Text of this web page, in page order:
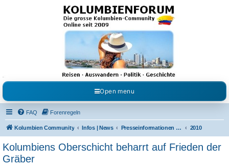
Kolumbienforum - Das
grosse Forum der
Freunde Kolumbiens
Reisen, Auswandern, Kultur, Politik, Geschichte und Visum in Kolumbien und Venezuela.
Austausch, Erfahrungen und Gemeinschaft im Kolumbienforum
Open menu
FAQ Forenregeln
Kolumbien Community Infos | News Presseinformationen & Neuigkeiten 2010
Kolumbiens Oberschicht beharrt auf Frieden der
Gräber